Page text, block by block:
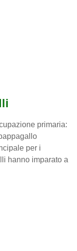
primaria:
per i
hanno imparato a